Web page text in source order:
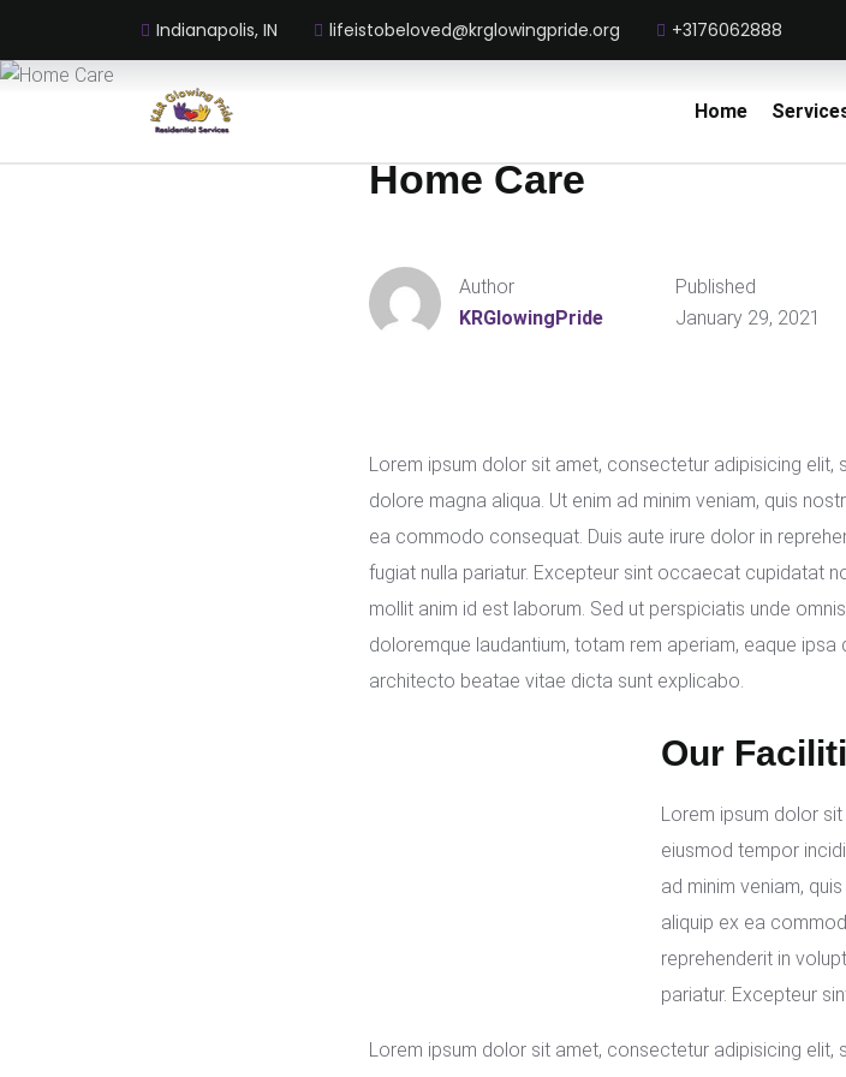
Indianapolis, IN lifeistobeloved@krglowingpride.org +3176062888
Home
Home Care
Author
KRGlowingPride
Published
January 29, 2021
Lorem ipsum dolor sit amet, consectetur adipisicing
dolore magna aliqua. Ut enim ad minim veniam, quis
ea commodo consequat. Duis aute irure dolor in
fugiat nulla pariatur. Excepteur sint occaecat cupidatat
mollit anim id est laborum. Sed ut perspiciatis unde
doloremque laudantium, totam rem aperiam, eaque
architecto beatae vitae dicta sunt explicabo.
Our
Lorem ipsum dolor
eiusmod tempor
ad minim veniam,
aliquip ex ea
reprehenderit in
pariatur. Excepteur
Lorem ipsum dolor sit amet, consectetur adipisicing